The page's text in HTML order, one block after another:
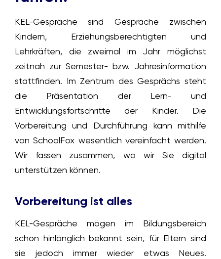
KEL-Gespräche sind Gespräche zwischen
Kindern, Erziehungsberechtigten und
Lehrkräften, die zweimal im Jahr möglichst
zeitnah zur Semester- bzw. Jahresinformation
stattfinden. Im Zentrum des Gesprächs steht
die Präsentation der Lern- und
Entwicklungsfortschritte der Kinder. Die
Vorbereitung und Durchführung kann mithilfe
von SchoolFox wesentlich vereinfacht werden.
Wir fassen zusammen, wo wir Sie digital
unterstützen können.
Vorbereitung ist alles
KEL-Gespräche mögen im Bildungsbereich
schon hinlänglich bekannt sein, für Eltern sind
sie jedoch immer wieder etwas Neues.